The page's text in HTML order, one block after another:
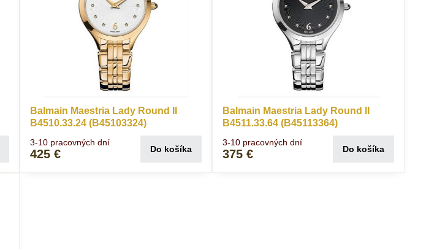
Balmain Maestria Lady Round II
B4510.33.24 (B45103324)
3-10 pracovných dní
425 € Do košíka
Balmain Maestria Lady Round II
B4511.33.64 (B45113364)
3-10 pracovných dní
375 € Do košíka